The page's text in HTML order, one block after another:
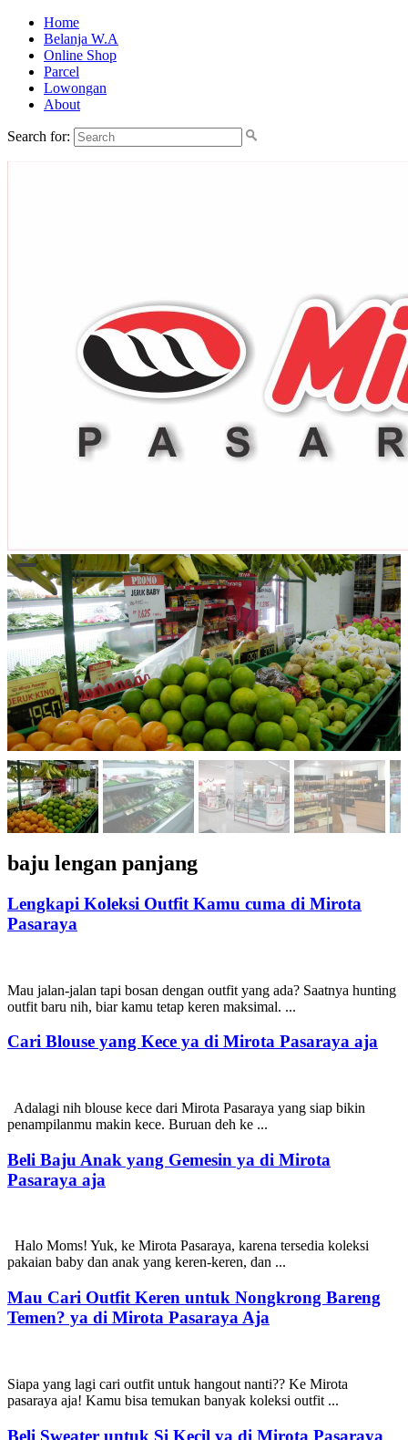
Home
Belanja W.A
Online Shop
Parcel
Lowongan
About
Search for:
baju lengan panjang
Lengkapi Koleksi Outfit Kamu cuma di Mirota
Pasaraya
Mau jalan-jalan tapi bosan dengan outfit yang ada? Saatnya hunting
outfit baru nih, biar kamu tetap keren maksimal. ...
Cari Blouse yang Kece ya di Mirota Pasaraya aja
Adalagi nih blouse kece dari Mirota Pasaraya yang siap bikin
penampilanmu makin kece. Buruan deh ke ...
Beli Baju Anak yang Gemesin ya di Mirota
Pasaraya aja
Halo Moms! Yuk, ke Mirota Pasaraya, karena tersedia koleksi
pakaian baby dan anak yang keren-keren, dan ...
Mau Cari Outfit Keren untuk Nongkrong Bareng
Temen? ya di Mirota Pasaraya Aja
Siapa yang lagi cari outfit untuk hangout nanti?? Ke Mirota
pasaraya aja! Kamu bisa temukan banyak koleksi outfit ...
Beli Sweater untuk Si Kecil ya di Mirota Pasaraya